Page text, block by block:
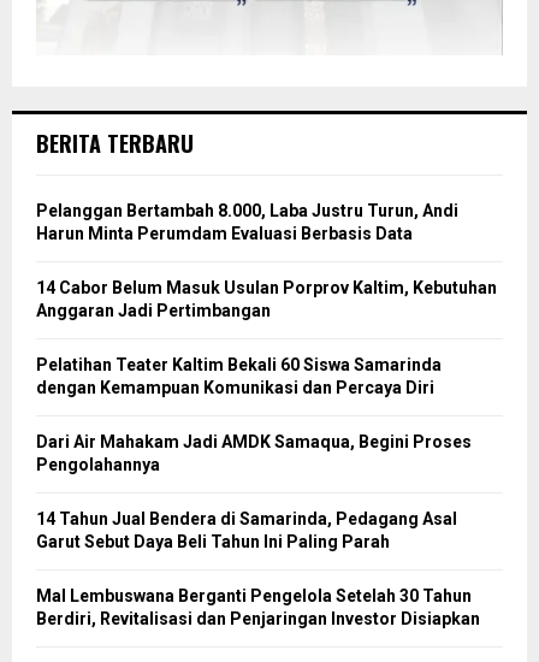
BERITA TERBARU
Pelanggan Bertambah 8.000, Laba Justru Turun, Andi
Harun Minta Perumdam Evaluasi Berbasis Data
14 Cabor Belum Masuk Usulan Porprov Kaltim, Kebutuhan
Anggaran Jadi Pertimbangan
Pelatihan Teater Kaltim Bekali 60 Siswa Samarinda
dengan Kemampuan Komunikasi dan Percaya Diri
Dari Air Mahakam Jadi AMDK Samaqua, Begini Proses
Pengolahannya
14 Tahun Jual Bendera di Samarinda, Pedagang Asal
Garut Sebut Daya Beli Tahun Ini Paling Parah
Mal Lembuswana Berganti Pengelola Setelah 30 Tahun
Berdiri, Revitalisasi dan Penjaringan Investor Disiapkan